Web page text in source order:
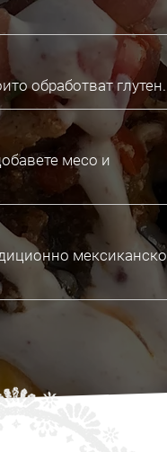
обработват глутен.
месо и
мексиканско